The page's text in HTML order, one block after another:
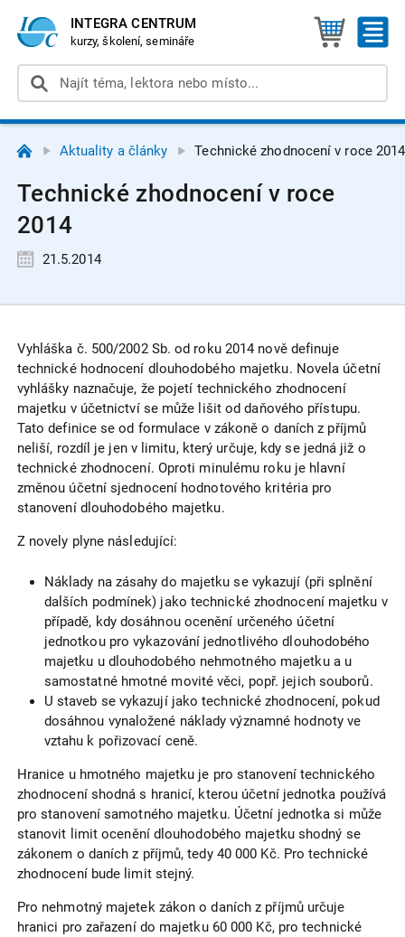
INTEGRA CENTRUM
kurzy, školení, semináře
Aktuality a články Technické zhodnocení v roce 2014
Technické zhodnocení v roce
2014
21.5.2014
Vyhláška č. 500/2002 Sb. od roku 2014 nově definuje
technické hodnocení dlouhodobého majetku. Novela účetní
vyhlášky naznačuje, že pojetí technického zhodnocení
majetku v účetnictví se může lišit od daňového přístupu.
Tato definice se od formulace v zákoně o daních z příjmů
neliší, rozdíl je jen v limitu, který určuje, kdy se jedná již o
technické zhodnocení. Oproti minulému roku je hlavní
změnou účetní sjednocení hodnotového kritéria pro
stanovení dlouhodobého majetku.
Z novely plyne následující:
Náklady na zásahy do majetku se vykazují (při splnění
dalších podmínek) jako technické zhodnocení majetku v
případě, kdy dosáhnou ocenění určeného účetní
jednotkou pro vykazování jednotlivého dlouhodobého
majetku u dlouhodobého nehmotného majetku a u
samostatné hmotné movité věci, popř. jejich souborů.
U staveb se vykazují jako technické zhodnocení, pokud
dosáhnou vynaložené náklady významné hodnoty ve
vztahu k pořizovací ceně.
Hranice u hmotného majetku je pro stanovení technického
zhodnocení shodná s hranicí, kterou účetní jednotka používá
pro stanovení samotného majetku. Účetní jednotka si může
stanovit limit ocenění dlouhodobého majetku shodný se
zákonem o daních z příjmů, tedy 40 000 Kč. Pro technické
zhodnocení bude limit stejný.
Pro nehmotný majetek zákon o daních z příjmů určuje
hranici pro zařazení do majetku 60 000 Kč, pro technické